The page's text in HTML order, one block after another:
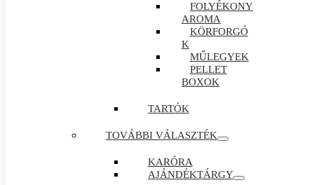
FOLYÉKONY
AROMA
KÖRFORGÓ
K
MŰLEGYEK
PELLET
BOXOK
TARTÓK
TOVÁBBI VÁLASZTÉK
KARÓRA
AJÁNDÉKTÁRGY